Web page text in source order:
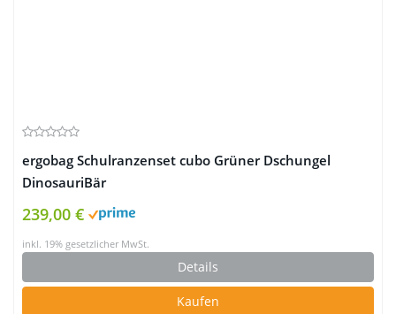
ergobag Schulranzenset cubo Grüner Dschungel
DinosauriBär
239,00 €
inkl. 19% gesetzlicher MwSt.
Details
Kaufen